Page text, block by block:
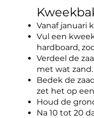
Vanaf januari
Vul een
hardboard,
Verdeel de
met wat zand.
Bedek de
zet het op
Houd de
Na 10 tot 20